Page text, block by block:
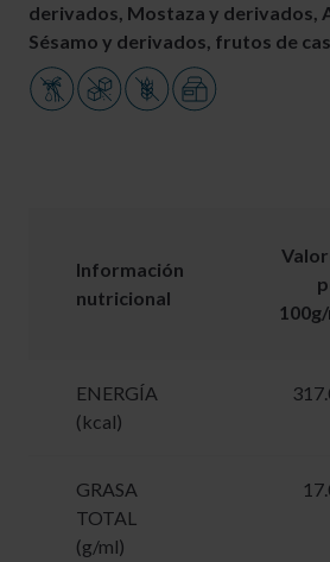
derivados, Mostaza y derivados,
Sésamo y derivados, frutos de
Información
nutricional
ENERGÍA
(kcal)
GRASA
TOTAL
(g/ml)